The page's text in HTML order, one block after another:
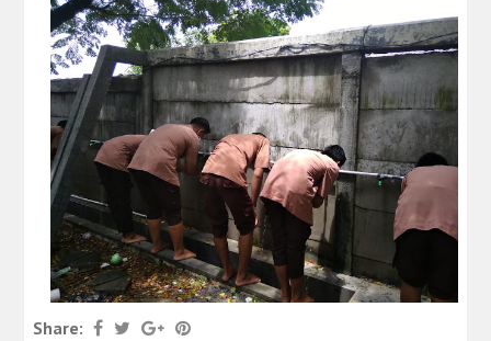
Share: